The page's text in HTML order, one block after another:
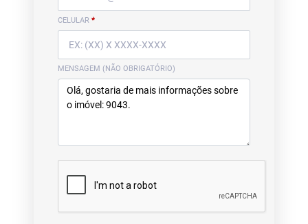
CELULAR *
MENSAGEM (NÃO OBRIGATÓRIO)